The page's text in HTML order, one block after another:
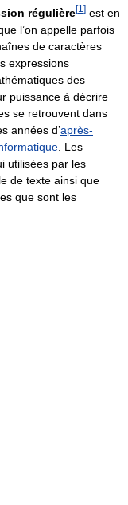
régulière[1 ] est en
l’on appelle parfois
de caractères
expressions
des
puissance à décrire
se retrouvent dans
années d’après-
. Les
utilisées par les
de texte ainsi que
que sont les